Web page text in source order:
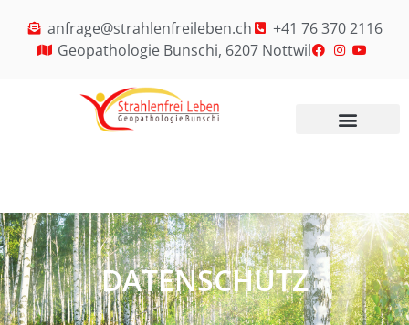
anfrage@strahlenfreileben.ch
+41 76 370 2116
Geopathologie Bunschi, 6207 Nottwil
DATENSCHUTZ